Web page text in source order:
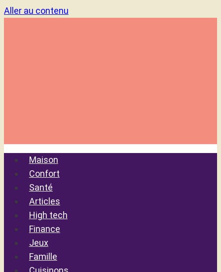
Aller au contenu
Maison
Confort
Santé
Articles
High tech
Finance
Jeux
Famille